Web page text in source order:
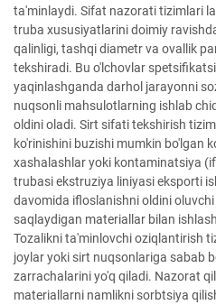
ta'minlaydi. Sifat nazorati tizimlari
truba xususiyatlarini doimiy
qalinligi, tashqi diametr va ovallik
tekshiradi. Bu o'lchovlar
yaqinlashganda darhol jarayonni
nuqsonli mahsulotlarning ishlab
oldini oladi. Sirt sifati tekshirish
ko'rinishini buzishi mumkin bo'lgan
xashalashlar yoki kontaminatsiya
trubasi ekstruziya liniyasi eksporti
davomida ifloslanishni oldini
saqlaydigan materiallar bilan
Tozalikni ta'minlovchi oziqlantirish
joylar yoki sirt nuqsonlariga sabab
zarrachalarini yo'q qiladi. Nazorat
materiallarni namlikni sorbtsiya